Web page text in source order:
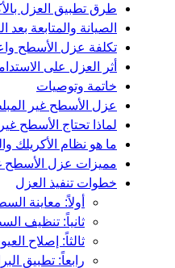
طرق تطبيق العزل
الصيانة والمتابعة بعد
تكلفة عزل الأسطح
أثر العزل على
خاتمة وتوصيات
عزل الأسطح غير
لماذا تحتاج الأسطح
ما هو نظام الأكريلك
مميزات عزل الأسطح
خطوات تنفيذ العزل
أولاً: معاينة
ثانياً: تنظيف
ثالثاً: إصلاح
رابعاً: تطبيق